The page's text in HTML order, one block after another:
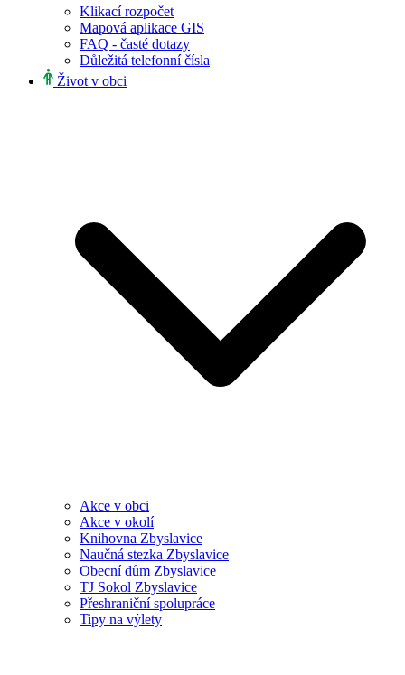
Klikací rozpočet
Mapová aplikace GIS
FAQ - časté dotazy
Důležitá telefonní čísla
Život v obci
Akce v obci
Akce v okolí
Knihovna Zbyslavice
Naučná stezka Zbyslavice
Obecní dům Zbyslavice
TJ Sokol Zbyslavice
Přeshraniční spolupráce
Tipy na výlety